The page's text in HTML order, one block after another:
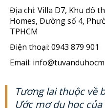
Địa chỉ: Villa D7, Khu đô
Homes, Đường số 4,
TPHCM
Điện thoại: 0943 879 901
Email:
Tương lai thuộc về
Ước mơ du học